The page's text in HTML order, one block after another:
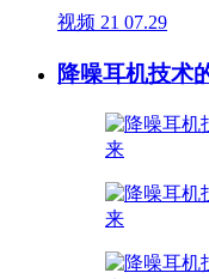
视频 21 07.29
降噪耳机技术